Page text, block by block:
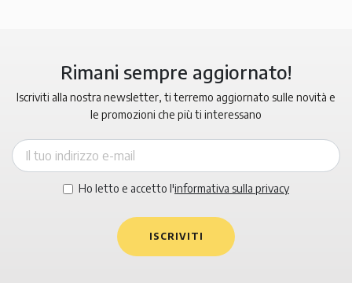
Rimani sempre aggiornato!
Iscriviti alla nostra newsletter, ti terremo aggiornato sulle novità e
le promozioni che più ti interessano
Ho letto e accetto l'informativa sulla privacy
ISCRIVITI